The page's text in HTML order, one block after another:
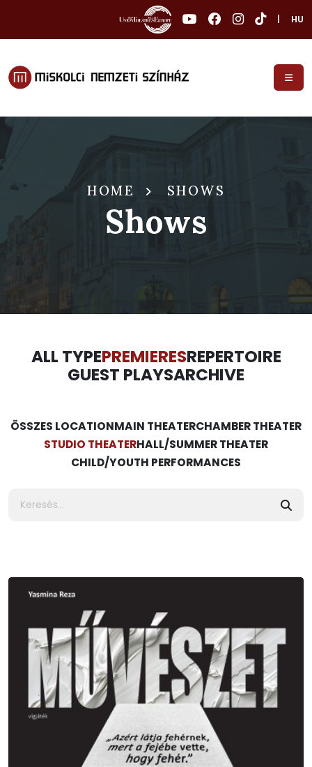
HU
HOME SHOWS
Shows
ALL TYPEPREMIERESREPERTOIRE
GUEST PLAYSARCHIVE
ÖSSZES LOCATIONMAIN THEATERCHAMBER THEATER
STUDIO THEATERHALL/SUMMER THEATER
CHILD/YOUTH PERFORMANCES